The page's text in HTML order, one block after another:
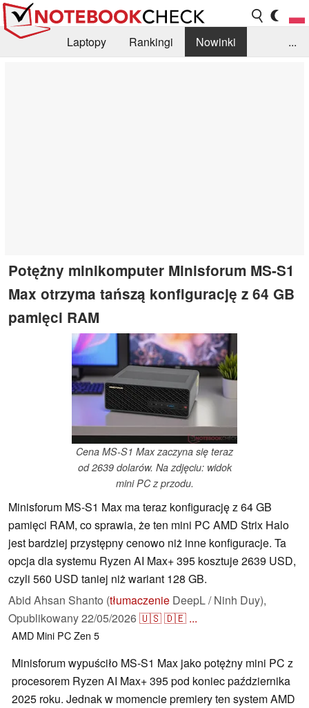
Laptopy Rankingi
Nowinki
...
Potężny minikomputer Minisforum MS-S1
Max otrzyma tańszą konfigurację z 64 GB
pamięci RAM
Cena MS-S1 Max zaczyna się teraz
od 2639 dolarów. Na zdjęciu: widok
mini PC z przodu.
Minisforum MS-S1 Max ma teraz konfigurację z 64 GB
pamięci RAM, co sprawia, że ten mini PC AMD Strix Halo
jest bardziej przystępny cenowo niż inne konfiguracje. Ta
opcja dla systemu Ryzen AI Max+ 395 kosztuje 2639 USD,
czyli 560 USD taniej niż wariant 128 GB.
Abid Ahsan Shanto (tłumaczenie DeepL / Ninh Duy),
Opublikowany22/05/2026🇺🇸🇩🇪 ...
AMD Mini PCZen 5
Minisforum wypuściło MS-S1 Max jako potężny mini PC z
procesorem Ryzen AI Max+ 395 pod koniec października
2025 roku. Jednak w momencie premiery ten system AMD